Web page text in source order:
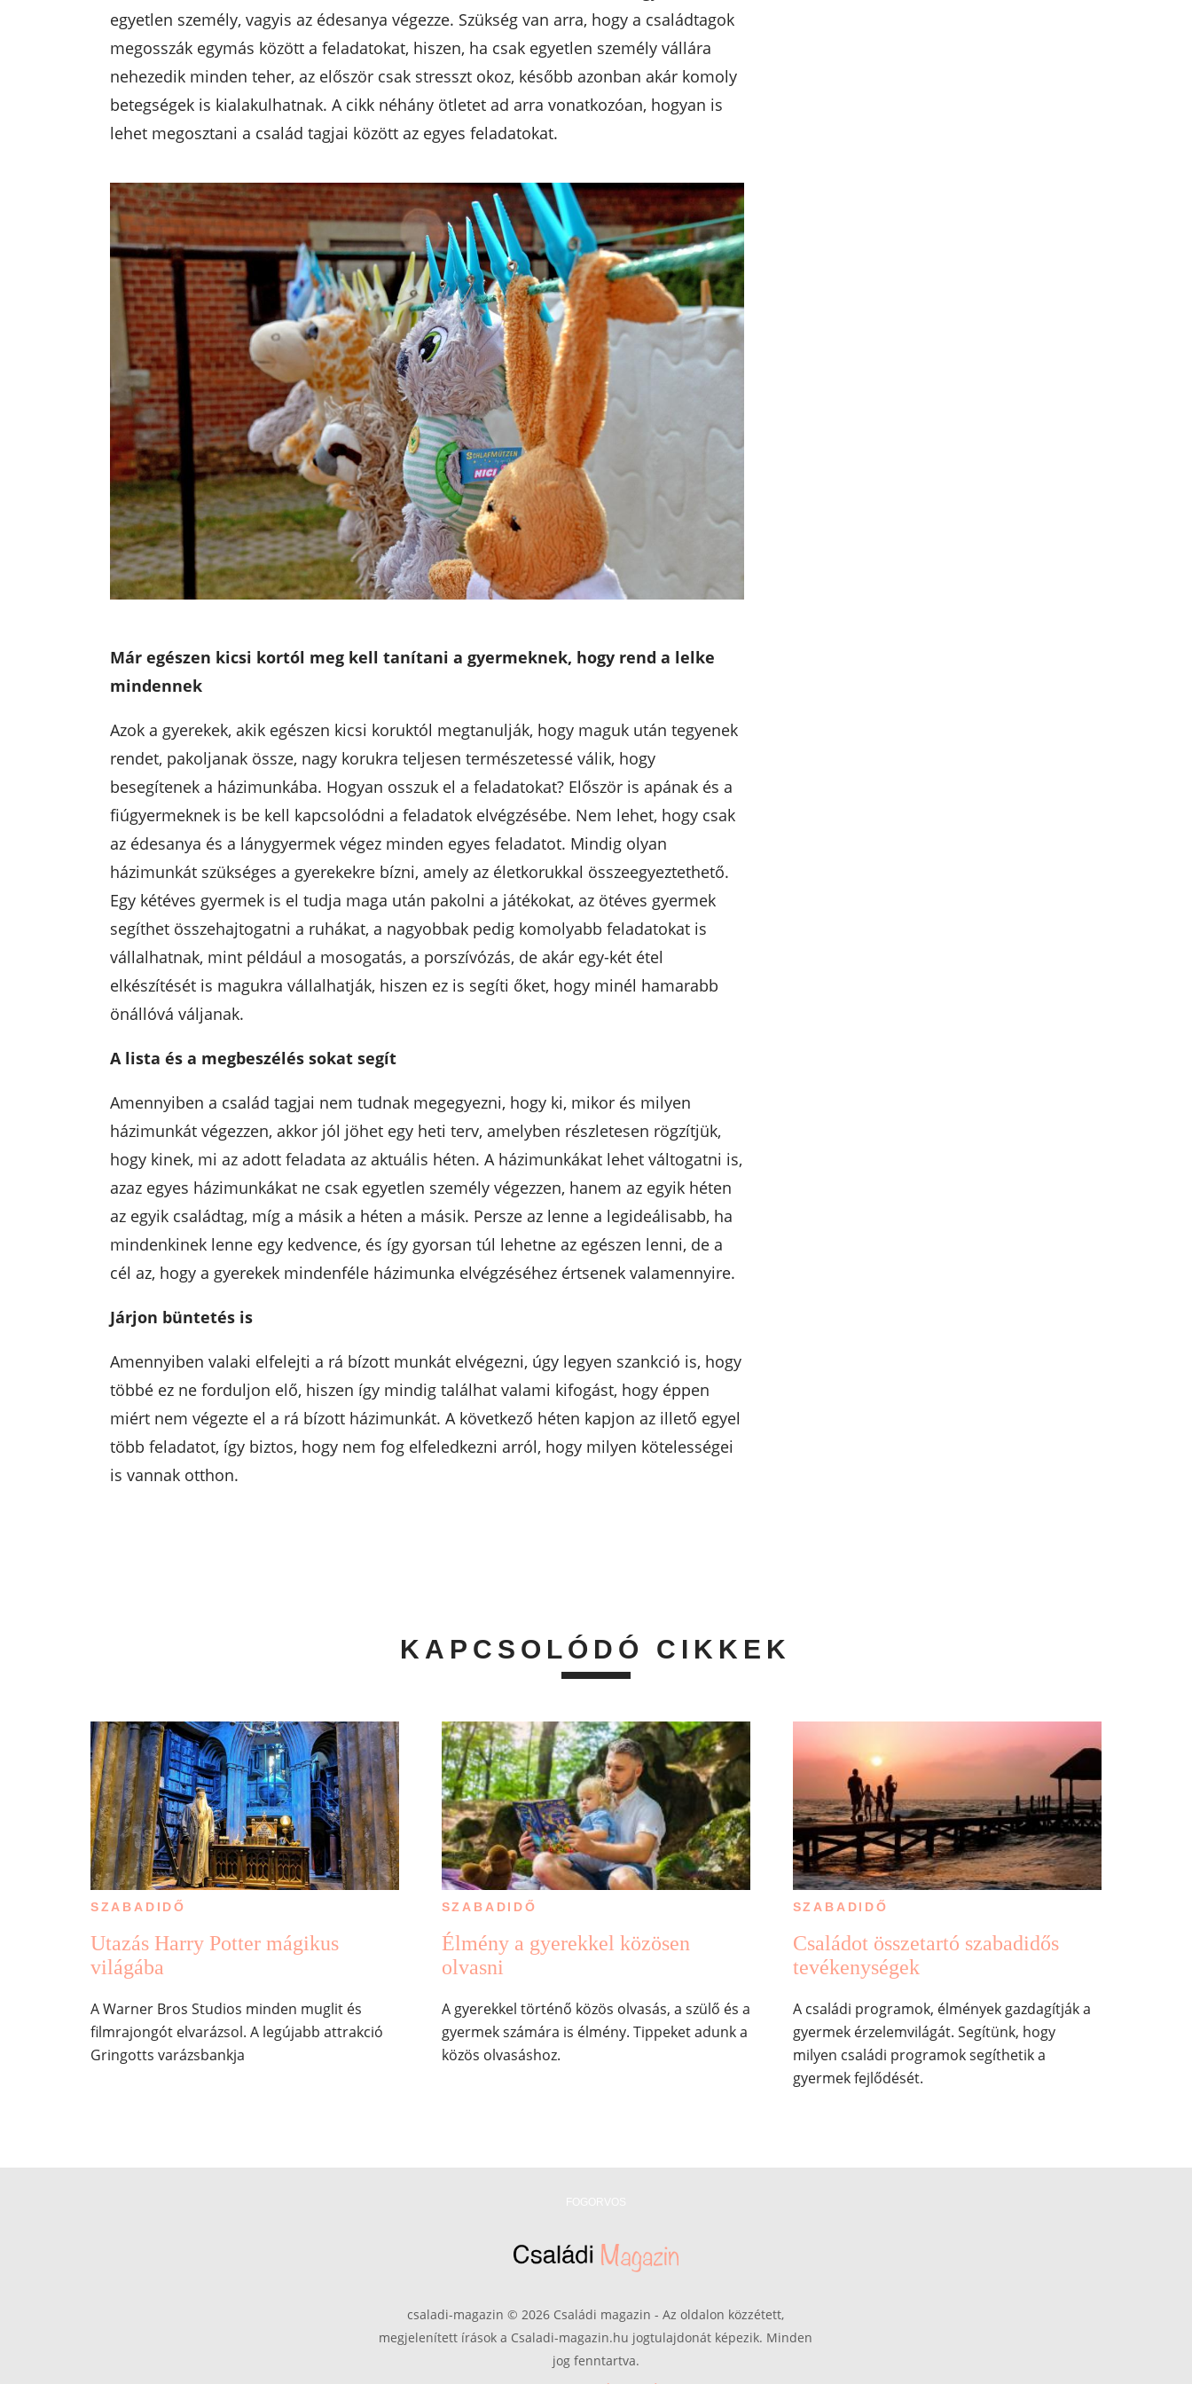
egyetlen személy, vagyis az édesanya végezze. Szükség van arra, hogy a családtagok
megosszák egymás között a feladatokat, hiszen, ha csak egyetlen személy vállára
nehezedik minden teher, az először csak stresszt okoz, később azonban akár komoly
betegségek is kialakulhatnak. A cikk néhány ötletet ad arra vonatkozóan, hogyan is
lehet megosztani a család tagjai között az egyes feladatokat.
Már egészen kicsi kortól meg kell tanítani a gyermeknek, hogy rend a lelke
mindennek
Azok a gyerekek, akik egészen kicsi koruktól megtanulják, hogy maguk után tegyenek
rendet, pakoljanak össze, nagy korukra teljesen természetessé válik, hogy
besegítenek a házimunkába. Hogyan osszuk el a feladatokat? Először is apának és a
fiúgyermeknek is be kell kapcsolódni a feladatok elvégzésébe. Nem lehet, hogy csak
az édesanya és a lánygyermek végez minden egyes feladatot. Mindig olyan
házimunkát szükséges a gyerekekre bízni, amely az életkorukkal összeegyeztethető.
Egy kétéves gyermek is el tudja maga után pakolni a játékokat, az ötéves gyermek
segíthet összehajtogatni a ruhákat, a nagyobbak pedig komolyabb feladatokat is
vállalhatnak, mint például a mosogatás, a porszívózás, de akár egy-két étel
elkészítését is magukra vállalhatják, hiszen ez is segíti őket, hogy minél hamarabb
önállóvá váljanak.
A lista és a megbeszélés sokat segít
Amennyiben a család tagjai nem tudnak megegyezni, hogy ki, mikor és milyen
házimunkát végezzen, akkor jól jöhet egy heti terv, amelyben részletesen rögzítjük,
hogy kinek, mi az adott feladata az aktuális héten. A házimunkákat lehet váltogatni is,
azaz egyes házimunkákat ne csak egyetlen személy végezzen, hanem az egyik héten
az egyik családtag, míg a másik a héten a másik. Persze az lenne a legideálisabb, ha
mindenkinek lenne egy kedvence, és így gyorsan túl lehetne az egészen lenni, de a
cél az, hogy a gyerekek mindenféle házimunka elvégzéséhez értsenek valamennyire.
Járjon büntetés is
Amennyiben valaki elfelejti a rá bízott munkát elvégezni, úgy legyen szankció is, hogy
többé ez ne forduljon elő, hiszen így mindig találhat valami kifogást, hogy éppen
miért nem végezte el a rá bízott házimunkát. A következő héten kapjon az illető egyel
több feladatot, így biztos, hogy nem fog elfeledkezni arról, hogy milyen kötelességei
is vannak otthon.
KAPCSOLÓDÓ CIKKEK
SZABADIDŐ
Utazás Harry Potter mágikus
világába
A Warner Bros Studios minden muglit és
filmrajongót elvarázsol. A legújabb attrakció
Gringotts varázsbankja
SZABADIDŐ
Élmény a gyerekkel közösen
olvasni
A gyerekkel történő közös olvasás, a szülő és a
gyermek számára is élmény. Tippeket adunk a
közös olvasáshoz.
SZABADIDŐ
Családot összetartó szabadidős
tevékenységek
A családi programok, élmények gazdagítják a
gyermek érzelemvilágát. Segítünk, hogy
milyen családi programok segíthetik a
gyermek fejlődését.
csaladi-magazin © 2026 Családi magazin - Az oldalon közzétett,
megjelenített írások a Csaladi-magazin.hu jogtulajdonát képezik. Minden
jog fenntartva.